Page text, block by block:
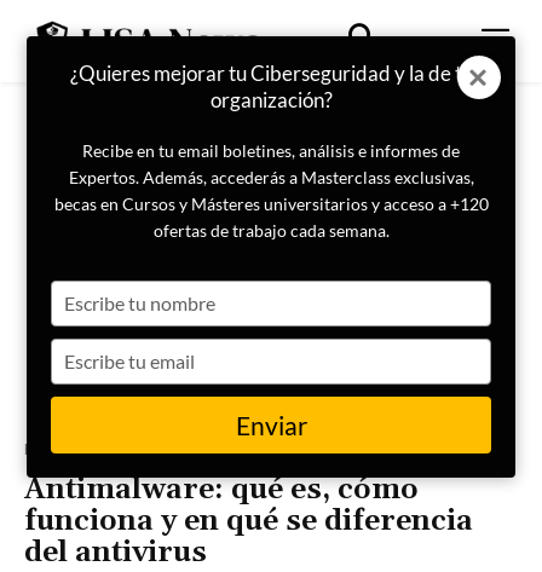
Portada Mes Ciberseguridad
Antimalware: qué es, cómo
funciona y en qué se diferencia
del antivirus
¿Quieres mejorar tu Ciberseguridad y la de tu
organización?
Recibe en tu email boletines, análisis e informes de
Expertos. Además, accederás a Masterclass exclusivas,
becas en Cursos y Másteres universitarios y acceso a +120
ofertas de trabajo cada semana.
your
name
your
email
Enviar